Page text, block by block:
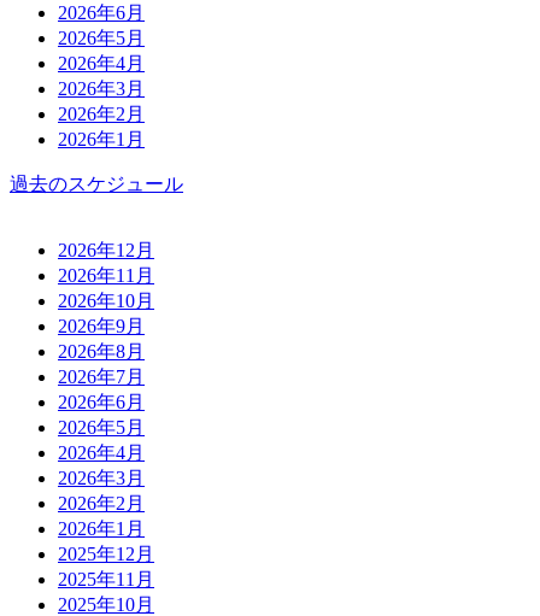
2026年6月
2026年5月
2026年4月
2026年3月
2026年2月
2026年1月
過去のスケジュール
2026年12月
2026年11月
2026年10月
2026年9月
2026年8月
2026年7月
2026年6月
2026年5月
2026年4月
2026年3月
2026年2月
2026年1月
2025年12月
2025年11月
2025年10月